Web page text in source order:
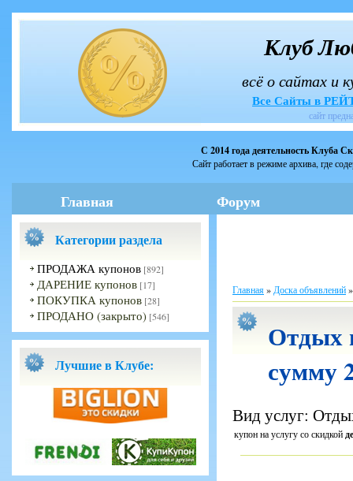
Клуб
всё о сайтах и
Все Сайты в
сайт
С 2014 года деятельность Клуба
Сайт работает в режиме архива, где
Главная Форум
Категории раздела
ПРОДАЖА купонов [892]
ДАРЕНИЕ купонов [17]
ПОКУПКА купонов [28]
ПРОДАНО (закрыто) [546]
Лучшие в Клубе:
Главная» Доска объявлений
Отдых
сумму
Вид услуг:
купон на услугу со скидкой